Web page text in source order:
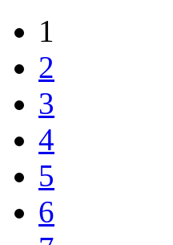
1
2
3
4
5
6